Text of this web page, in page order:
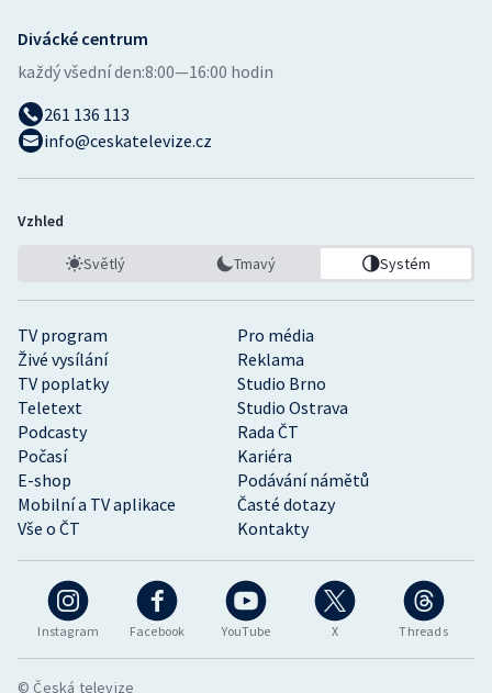
Instagram Facebook YouTube X Threads
TV program
Pro média
Živé vysílání
Reklama
TV poplatky
Studio Brno
Teletext
Studio Ostrava
Podcasty
Rada ČT
Počasí
Kariéra
E-shop
Podávání námětů
Mobilní a TV aplikace
Časté dotazy
Vše o ČT
Kontakty
Divácké centrum
každý všední den:8:00—16:00 hodin
261 136 113
info@ceskatelevize.cz
Vzhled
Světlý Tmavý Systém
© Česká televize